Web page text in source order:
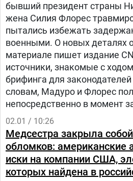
бывший президент страны
жена Силия Флорес
пытались избежать
военными. О новых деталях
материале пишет издание
источники, знакомые с
брифинга для
словам, Мадуро и Флорес
непосредственно в момент
того, как пытались скрыться
охранного комплекса.
02.01 / 10:26
Медсестра закрыла
обломков: американские
иски на компании США,
которых найдена в